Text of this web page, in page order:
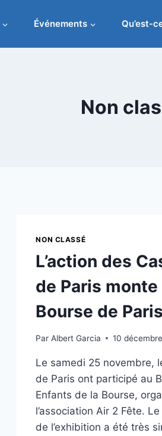
Événements Qu’est-
Non
NON CLASSÉ
L’action des
de Paris monte
Bourse de Paris
Par Albert Garcia 10
Le samedi 25 novembre,
de Paris ont participé au
Enfants de la Bourse,
l’association Air 2 Fête.
de l’exhibition a été très